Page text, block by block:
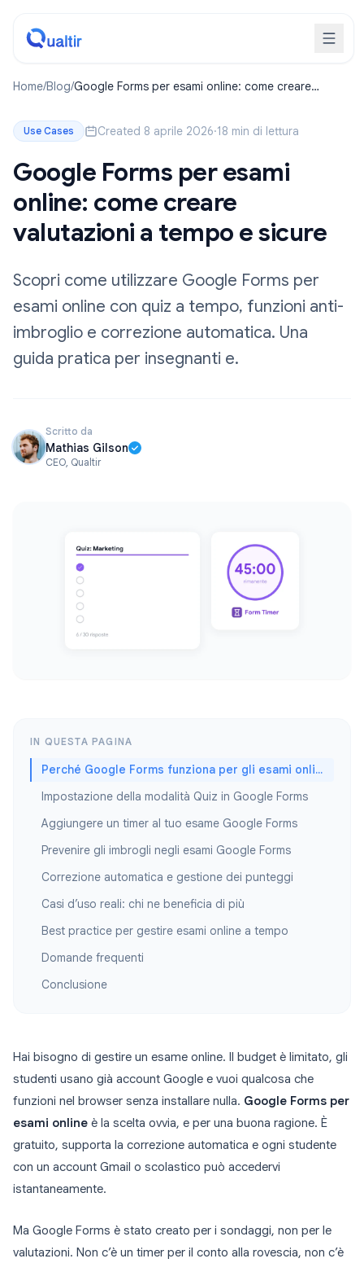
Home/Blog/Google Forms per esami online: come creare
Use Cases Created 8 aprile 2026·18 min di lettura
Google Forms per esami
online: come creare
valutazioni a tempo e sicure
Scopri come utilizzare Google Forms per
esami online con quiz a tempo, funzioni anti-
imbroglio e correzione automatica. Una
guida pratica per insegnanti e.
Scritto da
Mathias Gilson
CEO, Qualtir
IN QUESTA PAGINA
Perché Google Forms funziona per gli esami online
Impostazione della modalità Quiz in Google Forms
Aggiungere un timer al tuo esame Google Forms
Prevenire gli imbrogli negli esami Google Forms
Correzione automatica e gestione dei punteggi
Casi d’uso reali: chi ne beneficia di più
Best practice per gestire esami online a tempo
Domande frequenti
Conclusione
Hai bisogno di gestire un esame online. Il budget è limitato, gli
studenti usano già account Google e vuoi qualcosa che
funzioni nel browser senza installare nulla. Google Forms per
esami online è la scelta ovvia, e per una buona ragione. È
gratuito, supporta la correzione automatica e ogni studente
con un account Gmail o scolastico può accedervi
istantaneamente.
Ma Google Forms è stato creato per i sondaggi, non per le
valutazioni. Non c’è un timer per il conto alla rovescia, non c’è